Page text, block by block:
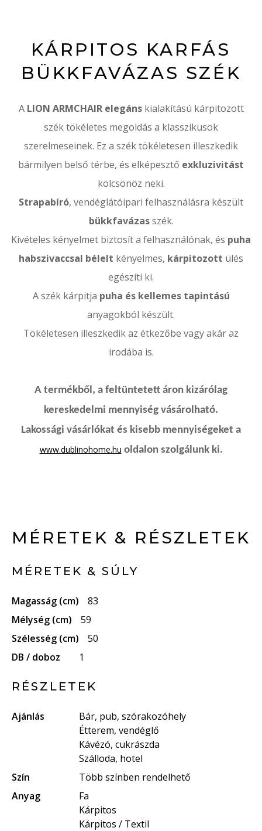
KÁRPITOS KARFÁS
BÜKKFAVÁZAS SZÉK
ALION ARMCHAIR elegáns kialakítású kárpitozott
szék tökéletes megoldás a klasszikusok
szerelmeseinek. Ez a szék tökéletesen illeszkedik
bármilyen belső térbe, és elképesztő exkluzivitást
kölcsönöz neki.
Strapabíró, vendéglátóipari felhasználásra készült
bükkfavázasszék.
Kivételes kényelmet biztosít a felhasználónak, és puha
habszivaccsal bélelt kényelmes, kárpitozott ülés
egészíti ki.
A szék kárpitja puha és kellemes tapintású
anyagokból készült.
Tökéletesen illeszkedik az étkezőbe vagy akár az
irodába is.
A termékből, a feltüntetett áron kizárólag
kereskedelmi mennyiség vásárolható.
Lakossági vásárlókat és kisebb mennyiségeket a
www.dublinohome.hu oldalon szolgálunk ki.
MÉRETEK & RÉSZLETEK
MÉRETEK & SÚLY
Magasság (cm)
83
Mélység (cm)
59
Szélesség (cm)
50
DB / doboz
1
RÉSZLETEK
Ajánlás
Bár, pub, szórakozóhely
Étterem, vendéglő
Kávézó, cukrászda
Szálloda, hotel
Szín
Több színben rendelhető
Anyag
Fa
Kárpitos
Kárpitos / Textil